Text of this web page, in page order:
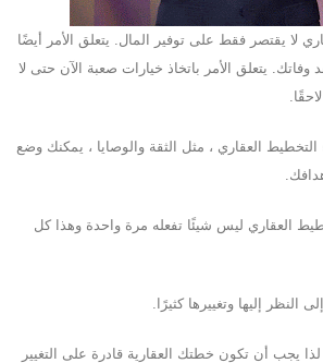
لا يقتصر فقط على توفير المال. يتعلق الأمر أيضًا
وفاتك. يتعلق الأمر باتخاذ خيارات صعبة الآن حتى لا
العقاري ، مثل الثقة والوصايا ، يمكنك وضع
العقاري ليس شيئًا تفعله مرة واحدة وهذا كل
النظر إليها وتغييرها كثيرًا.
لذا يجب أن تكون خطتك العقارية قادرة على التغيير